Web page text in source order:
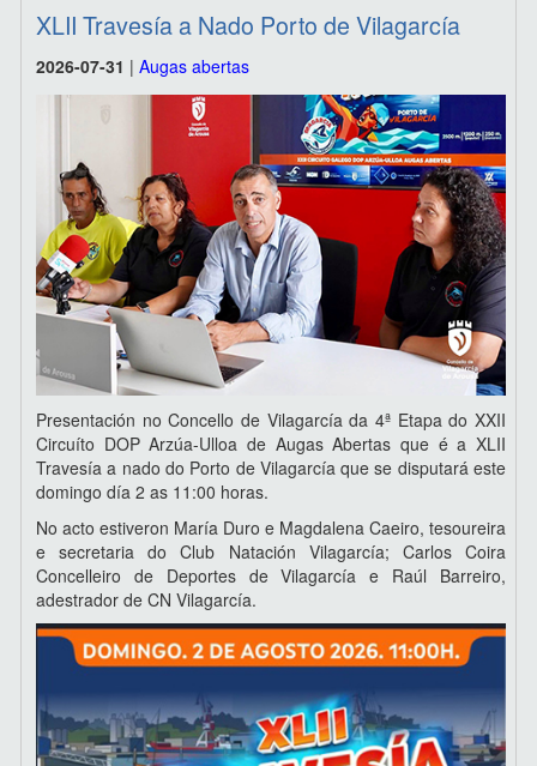
XLII Travesía a Nado Porto de Vilagarcía
2026-07-31 | Augas abertas
Presentación no Concello de Vilagarcía da 4ª Etapa do XXII
Circuíto DOP Arzúa-Ulloa de Augas Abertas que é a XLII
Travesía a nado do Porto de Vilagarcía que se disputará este
domingo día 2 as 11:00 horas.
No acto estiveron María Duro e Magdalena Caeiro, tesoureira
e secretaria do Club Natación Vilagarcía; Carlos Coira
Concelleiro de Deportes de Vilagarcía e Raúl Barreiro,
adestrador de CN Vilagarcía.